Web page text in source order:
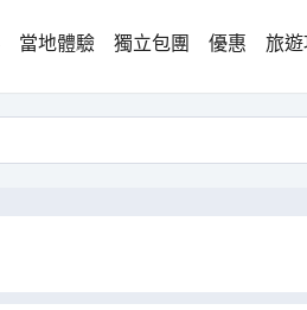
當地體驗 獨立包團 優惠 旅